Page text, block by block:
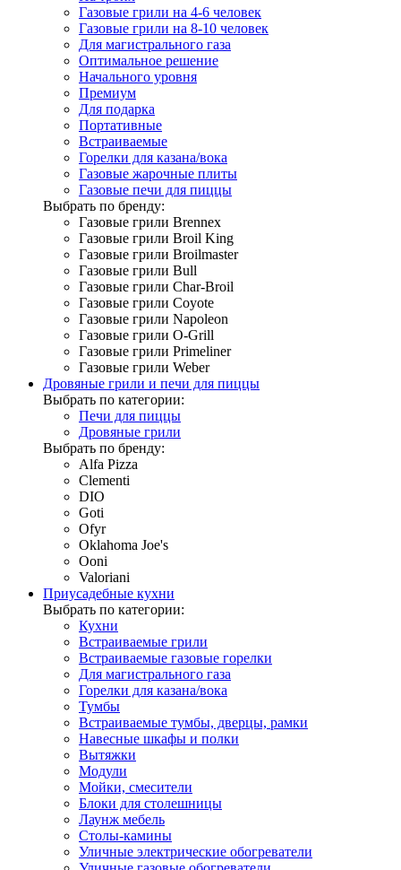
Газовые грили на 4-6 человек
Газовые грили на 8-10 человек
Для магистрального газа
Оптимальное решение
Начального уровня
Премиум
Для подарка
Портативные
Встраиваемые
Горелки для казана/вока
Газовые жарочные плиты
Газовые печи для пиццы
Выбрать по бренду:
Газовые грили Brennex
Газовые грили Broil King
Газовые грили Broilmaster
Газовые грили Bull
Газовые грили Char-Broil
Газовые грили Coyote
Газовые грили Napoleon
Газовые грили O-Grill
Газовые грили Primeliner
Газовые грили Weber
Дровяные грили и печи для пиццы
Выбрать по категории:
Печи для пиццы
Дровяные грили
Выбрать по бренду:
Alfa Pizza
Clementi
DIO
Goti
Ofyr
Oklahoma Joe's
Ooni
Valoriani
Приусадебные кухни
Выбрать по категории:
Кухни
Встраиваемые грили
Встраиваемые газовые горелки
Для магистрального газа
Горелки для казана/вока
Тумбы
Встраиваемые тумбы, дверцы, рамки
Навесные шкафы и полки
Вытяжки
Модули
Мойки, смесители
Блоки для столешницы
Лаунж мебель
Столы-камины
Уличные электрические обогреватели